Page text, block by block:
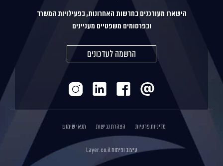
הישארו מעודכנים בחדשות האחרונות, בפעילויות המשרד
ובפרסומים משפטיים מעניינים
הרשמה לעדכונים
מדיניות פרטיות הצהרת נגישות תנאי שימוש
עיצוב ופיתוחLayer.co.il